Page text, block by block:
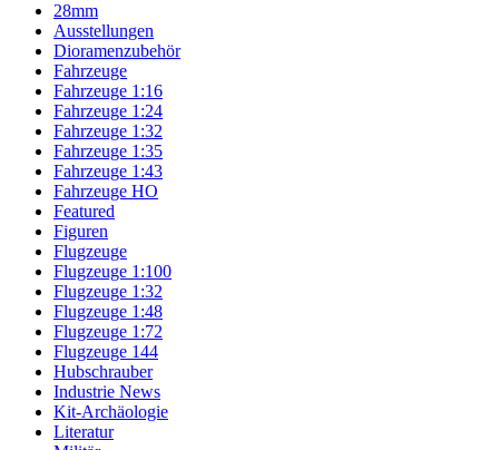
28mm
Ausstellungen
Dioramenzubehör
Fahrzeuge
Fahrzeuge 1:16
Fahrzeuge 1:24
Fahrzeuge 1:32
Fahrzeuge 1:35
Fahrzeuge 1:43
Fahrzeuge HO
Featured
Figuren
Flugzeuge
Flugzeuge 1:100
Flugzeuge 1:32
Flugzeuge 1:48
Flugzeuge 1:72
Flugzeuge 144
Hubschrauber
Industrie News
Kit-Archäologie
Literatur